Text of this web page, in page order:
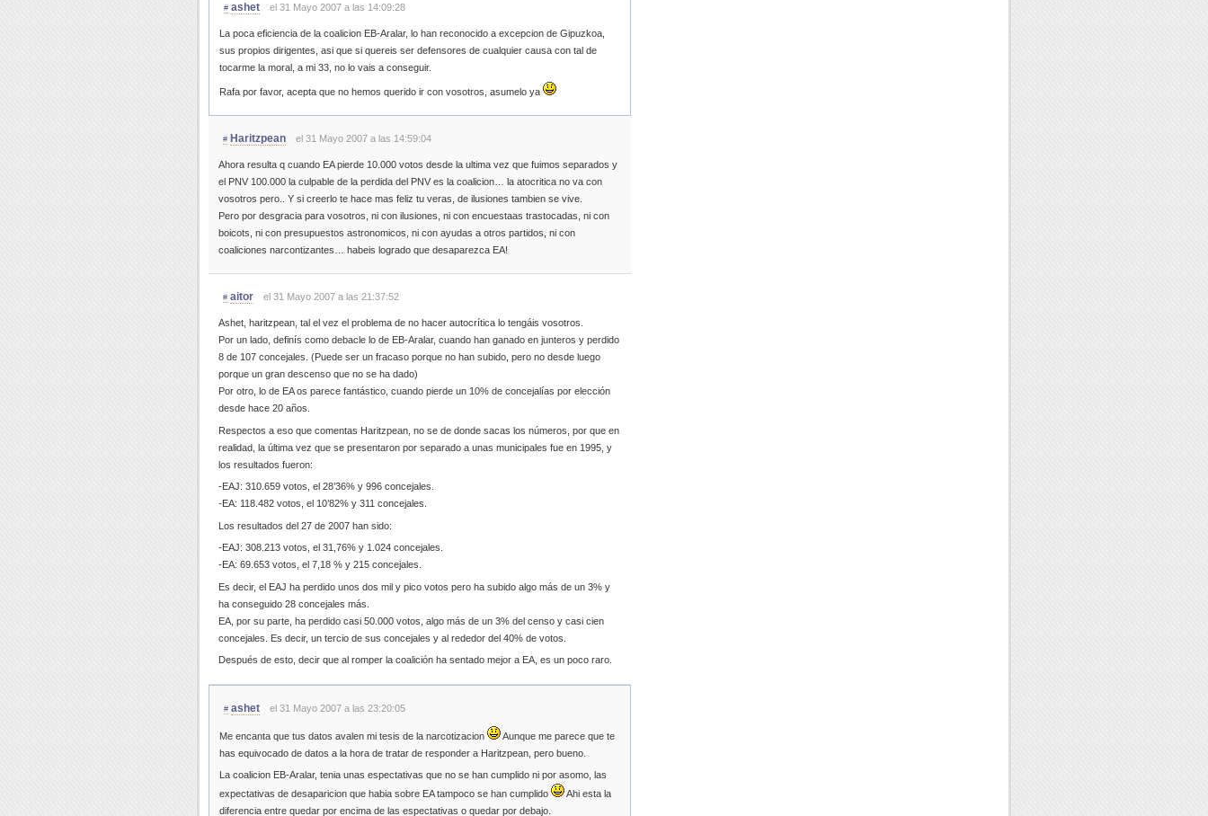
# ashet el 31 Mayo 2007 a las 14:09:28
La poca eficiencia de la coalicion EB-Aralar, lo han reconocido a excepcion de Gipuzkoa,
sus propios dirigentes, asi que si quereis ser defensores de cualquier causa con tal de
tocarme la moral, a mi 33, no lo vais a conseguir.
Rafa por favor, acepta que no hemos querido ir con vosotros, asumelo ya
# Haritzpean el 31 Mayo 2007 a las 14:59:04
Ahora resulta q cuando EA pierde 10.000 votos desde la ultima vez que fuimos separados y
el PNV 100.000 la culpable de la perdida del PNV es la coalicion… la atocritica no va con
vosotros pero.. Y si creerlo te hace mas feliz tu veras, de ilusiones tambien se vive.
Pero por desgracia para vosotros, ni con ilusiones, ni con encuestaas trastocadas, ni con
boicots, ni con presupuestos astronomicos, ni con ayudas a otros partidos, ni con
coaliciones narcontizantes… habeis logrado que desaparezca EA!
# aitor el 31 Mayo 2007 a las 21:37:52
Ashet, haritzpean, tal el vez el problema de no hacer autocrítica lo tengáis vosotros.
Por un lado, definís como debacle lo de EB-Aralar, cuando han ganado en junteros y perdido
8 de 107 concejales. (Puede ser un fracaso porque no han subido, pero no desde luego
porque un gran descenso que no se ha dado)
Por otro, lo de EA os parece fantástico, cuando pierde un 10% de concejalías por elección
desde hace 20 años.
Respectos a eso que comentas Haritzpean, no se de donde sacas los números, por que en
realidad, la última vez que se presentaron por separado a unas municipales fue en 1995, y
los resultados fueron:
-EAJ: 310.659 votos, el 28’36% y 996 concejales.
-EA: 118.482 votos, el 10’82% y 311 concejales.
Los resultados del 27 de 2007 han sido:
-EAJ: 308.213 votos, el 31,76% y 1.024 concejales.
-EA: 69.653 votos, el 7,18 % y 215 concejales.
Es decir, el EAJ ha perdido unos dos mil y pico votos pero ha subido algo más de un 3% y
ha conseguido 28 concejales más.
EA, por su parte, ha perdido casi 50.000 votos, algo más de un 3% del censo y casi cien
concejales. Es decir, un tercio de sus concejales y al rededor del 40% de votos.
Después de esto, decir que al romper la coalición ha sentado mejor a EA, es un poco raro.
# ashet el 31 Mayo 2007 a las 23:20:05
Me encanta que tus datos avalen mi tesis de la narcotizacion
Aunque me parece que te
has equivocado de datos a la hora de tratar de responder a Haritzpean, pero bueno.
La coalicion EB-Aralar, tenia unas espectativas que no se han cumplido ni por asomo, las
expectativas de desaparicion que habia sobre EA tampoco se han cumplido
Ahi esta la
diferencia entre quedar por encima de las espectativas o quedar por debajo.